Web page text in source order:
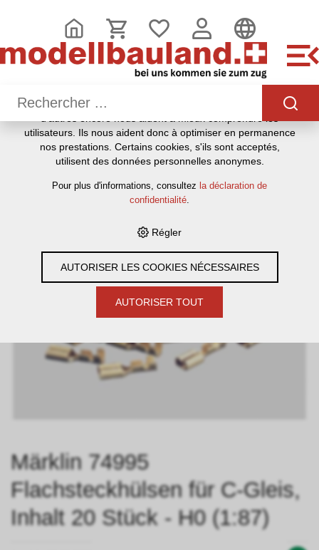
HOME › E-SHOP › MODELLEISENBAHNEN › LOKOMOTIVEN,
WAGEN, GLEISE & ZUBEHÖR
SPUR H0 › MÄRKLIN ›
ZUBEHÖR › MÄRKLIN 74995 FLACHSTECKHÜLSEN FÜR C-
GLEIS, INHALT 20 STÜCK - H0 (1:87)
- 8%
Märklin 74995
Flachsteckhülsen für C-Gleis,
Inhalt 20 Stück - H0 (1:87)
CE SITE UTILISE DES COOKIES
.
Nous utilisons différents cookies sur notre site web : certains
vous permettent d'accéder à davantage de fonctionnalités et
utilisateurs. Ils nous aident donc à optimiser en permanence
nos prestations. Certains cookies, s'ils sont acceptés,
utilisent des données personnelles anonymes.
Pour plus d'informations, consultez la déclaration de
confidentialité.
Régler
AUTORISER LES COOKIES NÉCESSAIRES
AUTORISER TOUT